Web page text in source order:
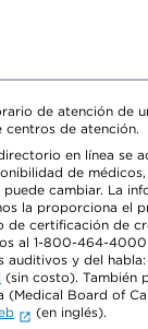
de atención de
de atención.
en línea se
de
cambiar. La
la proporciona el
de certificación de
al 1-800-464-
auditivos y del
(sin costo). También
(Medical Board of
(en inglés).